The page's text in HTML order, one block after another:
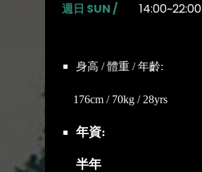
週日 SUN /
14:00~22:00
身高 / 體重 / 年齡:
176cm / 70kg / 28yrs
年資:
半年